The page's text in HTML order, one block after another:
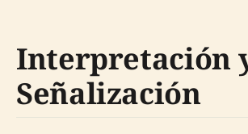
Interpretación
Señalización